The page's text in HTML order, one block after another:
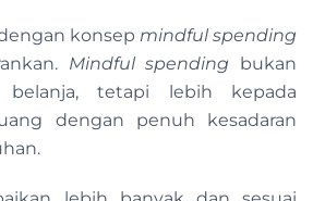
konsep mindful spending
Mindful spending bukan
belanja, tetapi lebih kepada
dengan penuh kesadaran